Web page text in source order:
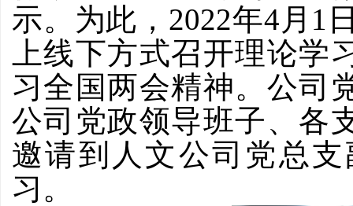
示。为此，2022年4月1
上线下方式召开理论
习全国两会精神。公司
公司党政领导班子、各
邀请到人文公司党总
习。